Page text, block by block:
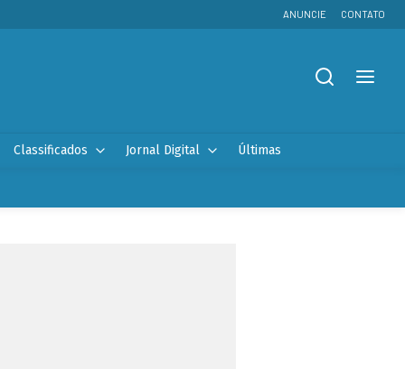
ANUNCIE CONTATO
Classificados Jornal Digital Últimas